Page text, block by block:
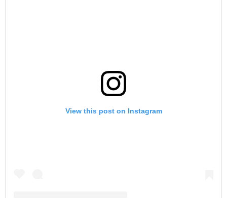
View this post on Instagram